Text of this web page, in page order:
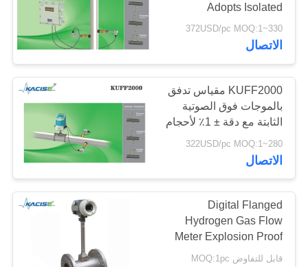
Adopts Isolated
Explosion Proof
330~372USD/pc MOQ:1
الاتصال
KUFF2000 مقياس تدفق
بالموجات فوق الصوتية
الثابتة مع دقة ± 1٪ لأحجام
الأنابيب DN50-DN6000
والقياس الثنائي الاتجاه
280~322USD/pc MOQ:1
الاتصال
Digital Flanged
Hydrogen Gas Flow
Meter Explosion Proof
Easy Installation
قابل للتفاوض MOQ:1pc